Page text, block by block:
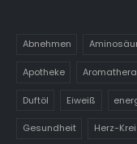
Abnehmen
Apotheke
Duftöl Eiweiß
Gesundheit Herz-